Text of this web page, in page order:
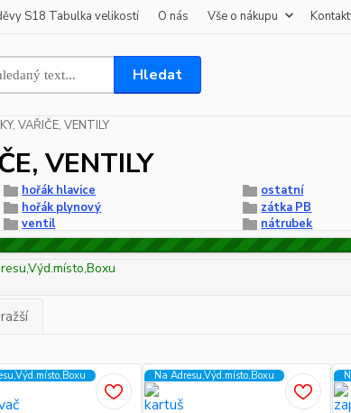
S18 Tabulka velikostí O nás Vše o nákupu
Hledat
VAŘIČE, VENTILY
VENTILY
hořák hlavice
ostatní
hořák plynový
zátka PB
ventil nátrubek
Na Adresu,Výd.místo,Boxu